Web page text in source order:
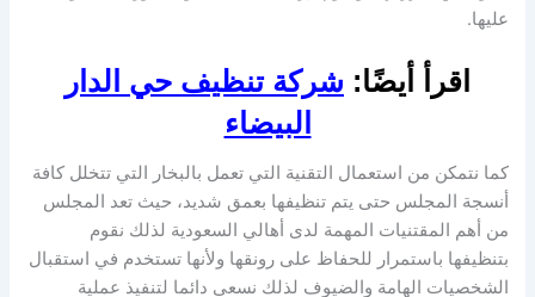
عليها.
اقرأ أيضًا: شركة تنظيف حي الدار
البيضاء
كما نتمكن من استعمال التقنية التي تعمل بالبخار التي تتخلل كافة
أنسجة المجلس حتى يتم تنظيفها بعمق شديد، حيث تعد المجلس
من أهم المقتنيات المهمة لدى أهالي السعودية لذلك نقوم
بتنظيفها باستمرار للحفاظ على رونقها ولأنها تستخدم في استقبال
الشخصيات الهامة والضيوف لذلك نسعى دائما لتنفيذ عملية